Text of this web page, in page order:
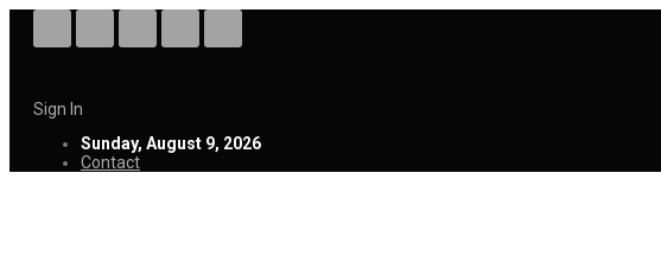
Sign In
Sunday, August 9, 2026
Contact